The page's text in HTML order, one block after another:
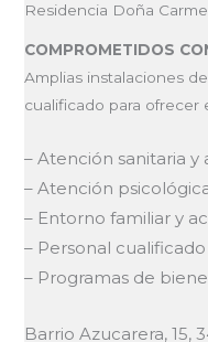
Residencia Doña
COMPROMETIDOS
Amplias instalaciones
cualificado para ofrecer
– Atención sanitaria y
– Atención
– Entorno familiar y
– Personal
– Programas de
Barrio Azucarera, 15,